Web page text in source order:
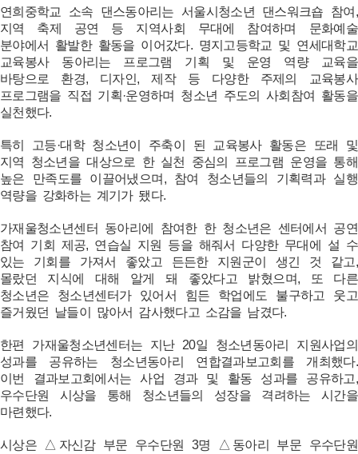
연희중학교 소속 댄스동아리는 서울시청소년 댄스워크숍 참여,
지역 축제 공연 등 지역사회 무대에 참여하며 문화예술
분야에서 활발한 활동을 이어갔다. 명지고등학교 및 연세대학교
교육봉사 동아리는 프로그램 기획 및 운영 역량 교육을
바탕으로 환경, 디자인, 제작 등 다양한 주제의 교육봉사
프로그램을 직접 기획·운영하며 청소년 주도의 사회참여 활동을
실천했다.
특히 고등·대학 청소년이 주축이 된 교육봉사 활동은 또래 및
지역 청소년을 대상으로 한 실천 중심의 프로그램 운영을 통해
높은 만족도를 이끌어냈으며, 참여 청소년들의 기획력과 실행
역량을 강화하는 계기가 됐다.
가재울청소년센터 동아리에 참여한 한 청소년은 센터에서 공연
참여 기회 제공, 연습실 지원 등을 해줘서 다양한 무대에 설 수
있는 기회를 가져서 좋았고 든든한 지원군이 생긴 것 같고,
몰랐던 지식에 대해 알게 돼 좋았다고 밝혔으며, 또 다른
청소년은 청소년센터가 있어서 힘든 학업에도 불구하고 웃고
즐거웠던 날들이 많아서 감사했다고 소감을 남겼다.
한편 가재울청소년센터는 지난 20일 청소년동아리 지원사업의
성과를 공유하는 청소년동아리 연합결과보고회를 개최했다.
이번 결과보고회에서는 사업 경과 및 활동 성과를 공유하고,
우수단원 시상을 통해 청소년들의 성장을 격려하는 시간을
마련했다.
시상은 △자신감 부문 우수단원 3명 △동아리 부문 우수단원